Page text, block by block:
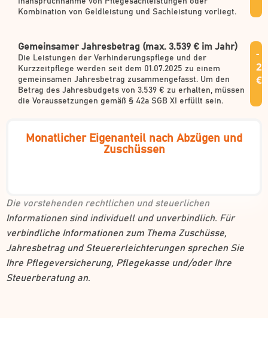
Kombination von Geldleistung und Sachleistung vorliegt.
Gemeinsamer Jahresbetrag (max. 3.539 € im Jahr)
Die Leistungen der Verhinderungspflege und der
Kurzzeitpflege werden seit dem 01.07.2025 zu einem
gemeinsamen Jahresbetrag zusammengefasst. Um den
Betrag des Jahresbudgets von 3.539 € zu erhalten, müssen
die Voraussetzungen gemäß § 42a SGB XI erfüllt sein.
-
€
Monatlicher Eigenanteil nach Abzügen und
Zuschüssen
Die vorstehenden rechtlichen und steuerlichen
Informationen sind individuell und unverbindlich. Für
verbindliche Informationen zum Thema Zuschüsse,
Jahresbetrag und Steuererleichterungen sprechen Sie
Ihre Pflegeversicherung, Pflegekasse und/oder Ihre
Steuerberatung an.